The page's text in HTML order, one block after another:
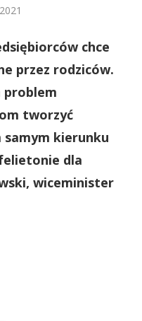
chce
przez rodziców.
problem
tworzyć
samym kierunku
dla
wiceminister